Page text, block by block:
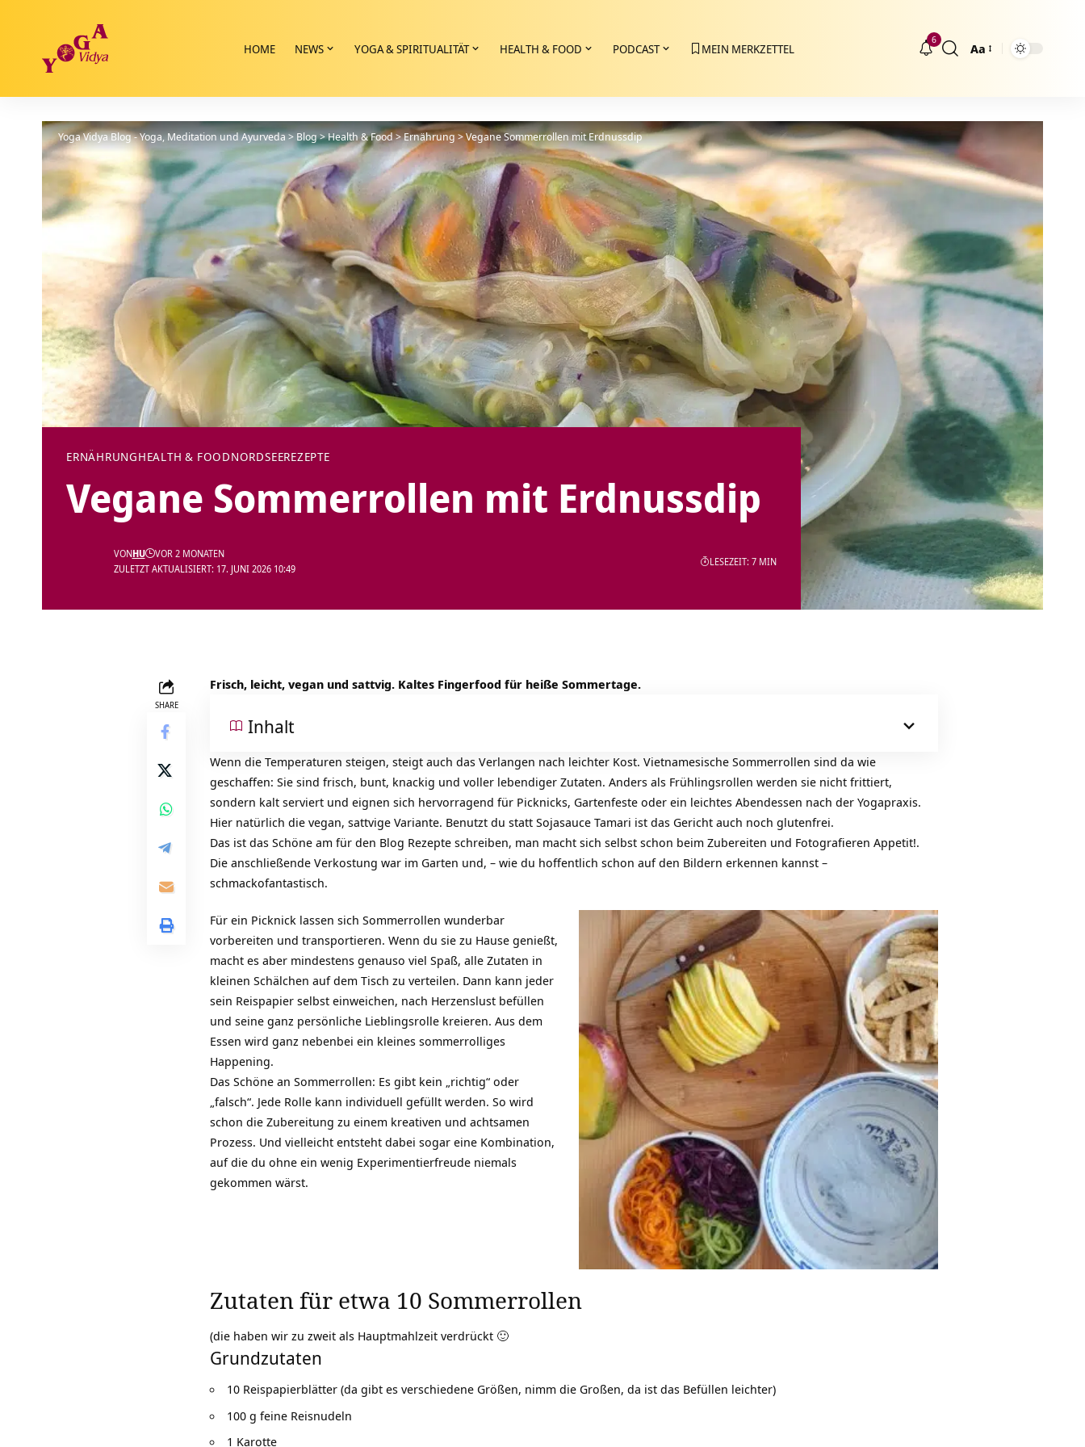
HOME NEWS YOGA & SPIRITUALITÄT HEALTH & FOOD PODCAST MEIN MERKZETTEL
6
Größenänderung
Aa
Yoga Vidya Blog - Yoga, Meditation und Ayurveda>Blog>Health & Food>Ernährung>Vegane Sommerrollen mit Erdnussdip
ERNÄHRUNGHEALTH & FOODNORDSEEREZEPTE
Vegane Sommerrollen mit Erdnussdip
ZULETZT AKTUALISIERT: 17. JUNI 2026 10:49
VONHU VOR 2 MONATEN
LESEZEIT: 7 MIN
SHARE
Frisch, leicht, vegan und sattvig. Kaltes Fingerfood für heiße Sommertage.
Inhalt
Wenn die Temperaturen steigen, steigt auch das Verlangen nach leichter Kost. Vietnamesische Sommerrollen sind da wie
geschaffen: Sie sind frisch, bunt, knackig und voller lebendiger Zutaten. Anders als Frühlingsrollen werden sie nicht frittiert,
sondern kalt serviert und eignen sich hervorragend für Picknicks, Gartenfeste oder ein leichtes Abendessen nach der Yogapraxis.
Hier natürlich die vegan, sattvige Variante. Benutzt du statt Sojasauce Tamari ist das Gericht auch noch glutenfrei.
Das ist das Schöne am für den Blog Rezepte schreiben, man macht sich selbst schon beim Zubereiten und Fotografieren Appetit!.
Die anschließende Verkostung war im Garten und, – wie du hoffentlich schon auf den Bildern erkennen kannst –
schmackofantastisch.
Für ein Picknick lassen sich Sommerrollen wunderbar
vorbereiten und transportieren. Wenn du sie zu Hause genießt,
macht es aber mindestens genauso viel Spaß, alle Zutaten in
kleinen Schälchen auf dem Tisch zu verteilen. Dann kann jeder
sein Reispapier selbst einweichen, nach Herzenslust befüllen
und seine ganz persönliche Lieblingsrolle kreieren. Aus dem
Essen wird ganz nebenbei ein kleines sommerrolliges
Happening.
Das Schöne an Sommerrollen: Es gibt kein „richtig“ oder
„falsch“. Jede Rolle kann individuell gefüllt werden. So wird
schon die Zubereitung zu einem kreativen und achtsamen
Prozess. Und vielleicht entsteht dabei sogar eine Kombination,
auf die du ohne ein wenig Experimentierfreude niemals
gekommen wärst.
Zutaten für etwa 10 Sommerrollen
(die haben wir zu zweit als Hauptmahlzeit verdrückt 🙂
Grundzutaten
10 Reispapierblätter (da gibt es verschiedene Größen, nimm die Großen, da ist das Befüllen leichter)
100 g feine Reisnudeln
1 Karotte